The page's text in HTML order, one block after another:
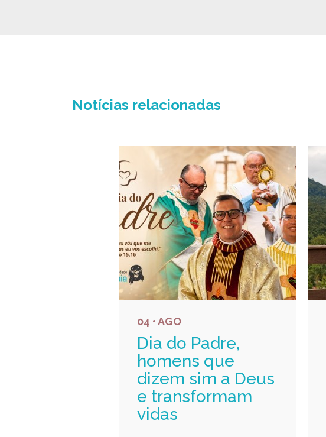
Notícias relacionadas
04 • AGO
Dia do Padre,
homens que
dizem sim a Deus
e transformam
vidas